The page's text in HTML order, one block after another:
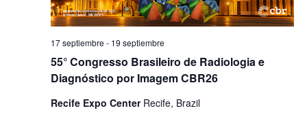
55° Congresso Brasileiro de Radiologia e
Diagnóstico por Imagem CBR26
17 septiembre - 19 septiembre
Recife Expo Center Recife, Brazil